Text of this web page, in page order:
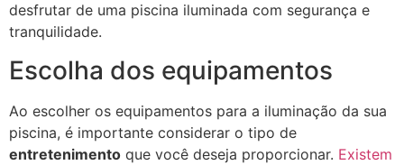
desfrutar de uma piscina iluminada com segurança e
tranquilidade.
Escolha dos equipamentos
Ao escolher os equipamentos para a iluminação da sua
piscina, é importante considerar o tipo de
entretenimento que você deseja proporcionar. Existem